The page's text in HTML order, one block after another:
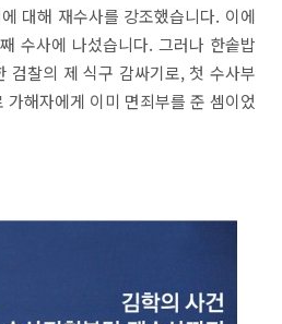
대해 재수사를 강조했습니다. 이에
수사에 나섰습니다. 그러나 한솥밥
검찰의 제 식구 감싸기로, 첫 수사부
가해자에게 이미 면죄부를 준 셈이었